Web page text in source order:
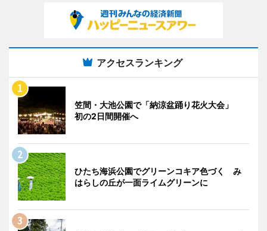
アクセスランキング
笠間・大池公園で「納涼盆踊り花火大会」
初の2日間開催へ
ひたち海浜公園でグリーンコキア色づく み
はらしの丘が一面ライムグリーンに